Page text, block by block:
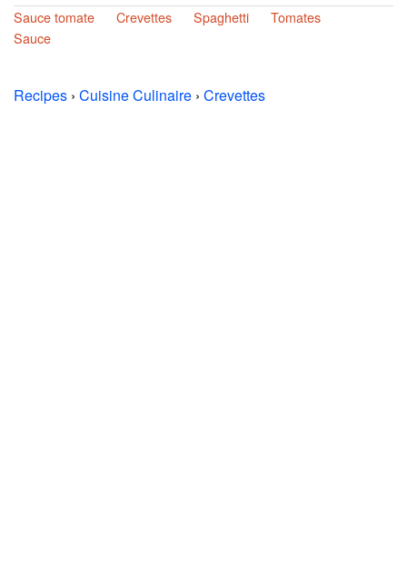
Sauce tomate
Crevettes Spaghetti
Tomates
Sauce
Recipes › Cuisine Culinaire › Crevettes